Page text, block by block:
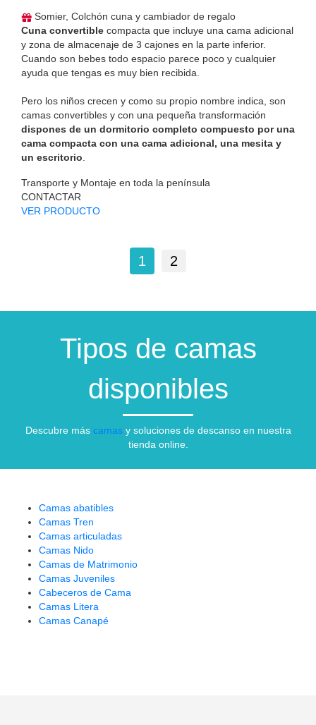
Somier, Colchón cuna y cambiador de regalo
Cuna convertible compacta que incluye una cama adicional
y zona de almacenaje de 3 cajones en la parte inferior.
Cuando son bebes todo espacio parece poco y cualquier
ayuda que tengas es muy bien recibida.
Pero los niños crecen y como su propio nombre indica, son
camas convertibles y con una pequeña transformación
dispones de un dormitorio completo compuesto por una
cama compacta con una cama adicional, una mesita y
un escritorio.
Transporte y Montaje en toda la península
CONTACTAR
VER PRODUCTO
1 2
Tipos de camas
disponibles
Descubre más camas y soluciones de descanso en nuestra
tienda online.
Camas abatibles
Camas Tren
Camas articuladas
Camas Nido
Camas de Matrimonio
Camas Juveniles
Cabeceros de Cama
Camas Litera
Camas Canapé